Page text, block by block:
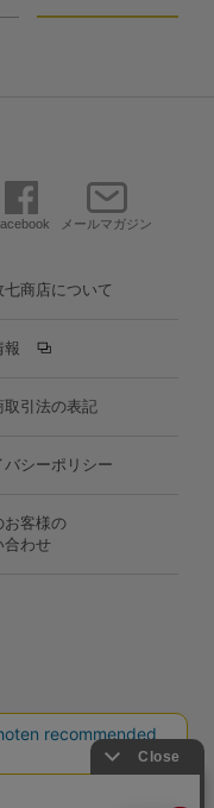
メールマガジン
七商店について
報
取引法の表記
バシーポリシー
お客様の
合わせ